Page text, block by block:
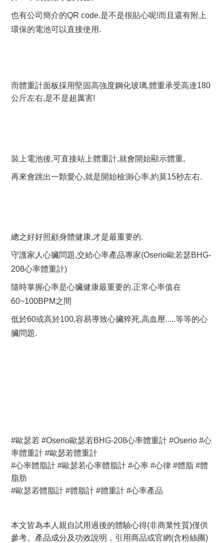
也有公司簡介的QR code.是不是很貼心呢!而且還有附上
環保的電池可以直接使用.
而體重計面板採用堅固高強度鋼化玻璃,體重承受高達180
公斤左右,是不是超厲害!
裝上電池後,可直接站上體重計,就會開始顯示體重,
再來會跳出一顆愛心,就是開始檢測心率,約莫15秒左右.
總之好好照顧身體健康,才是最重要的.
守護家人心臟問題,交給心率產品專家(Oserio歐若瑟BHG-
208心率體重計)
隨時掌握心率是心臟健康最重要的.正常心率值在
60~100BPM之間
低於60或高於100,容易導致心臟猝死,高血壓.....等等的心
臟問題.
#歐瑟若 #Oserio歐瑟若BHG-208心率體重計 #Oserio #心
率體重計 #歐瑟若體重計
#心率體脂計 #歐瑟若心率體脂計 #心率 #心律 #體脂 #體
脂肪
#歐瑟若體脂計 #體脂計 #體重計 #心率產品
本文皆為本人親自試用過後的體驗心得(非商業性質)僅供
參考。產品成分及功效說明，引用商品或官網(含粉絲團)